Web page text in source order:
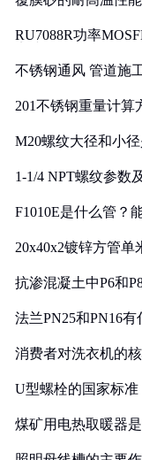
RU7088R功率
不锈钢通风 管道施
201不锈钢重量计算
M20螺纹大径和小
1-1/4 NPT螺纹参数
F1010E是什么管？
20x40x2镀锌方管
抗渗混凝土中P6和
法兰PN25和PN16有
消费者对洗衣机的
U型螺栓的国家标准
煤矿用电热取暖器